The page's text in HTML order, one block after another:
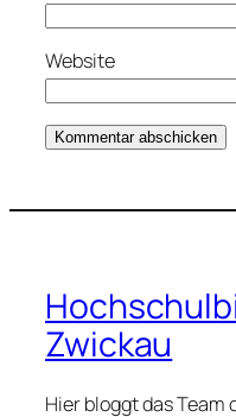
Website
Zwickau
Hier bloggt das Team